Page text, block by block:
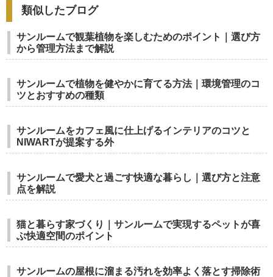
類似したブログ
サンルームで観葉植物を楽しむためのポイント｜選び方
から管理方法まで解説
サンルームで植物を健やかに育てる方法｜環境管理のコ
ツとおすすめの種類
サンルームをカフェ風に仕上げるインテリアのコツと
NIWARTが提案する外
サンルームで愛犬と過ごす快適な暮らし｜選び方と注意
点を解説
猫と暮らす家づくり｜サンルームで実現するペットが喜
ぶ快適空間のポイント
サンルームの屋根に溜まる汚れを効率よく落とす掃除術